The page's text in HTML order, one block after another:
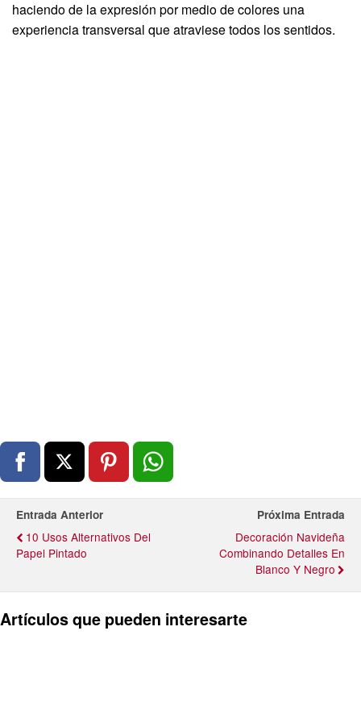
haciendo de la expresión por medio de colores una
experiencia transversal que atraviese todos los sentidos.
Entrada Anterior
10 Usos Alternativos Del
Papel Pintado
Próxima Entrada
Decoración Navideña
Combinando Detalles En
Blanco Y Negro
Artículos que pueden interesarte